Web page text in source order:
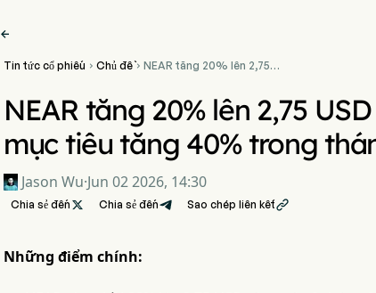

Tin tức cổ phiếu  Chủ đề NEAR tăng 20% lên 2,75
40% trong tháng 6
NEAR tăng 20% lên 2,75
mục tiêu tăng 40% trong
Jason Wu·Jun 02 2026, 14:30
Chia sẻ đến  Chia sẻ đến Sao chép liên kết
Những điểm chính: